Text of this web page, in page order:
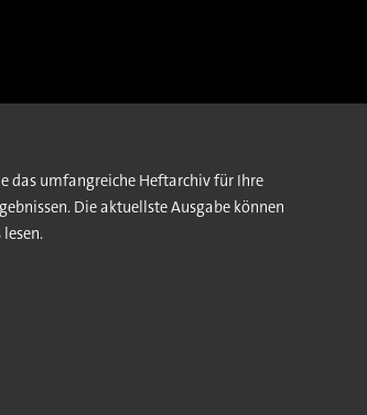
das umfangreiche Heftarchiv für Ihre
Die aktuellste Ausgabe können